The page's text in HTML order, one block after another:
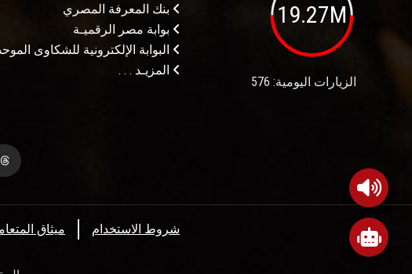
19.27M
الزيارات اليومية: 576
بنك المعرفة المصري
بوابة مصر الرقميـة
البوابة الإلكترونية للشكاوى
المزيـد . . .
ميثاق شروط الاستخدام